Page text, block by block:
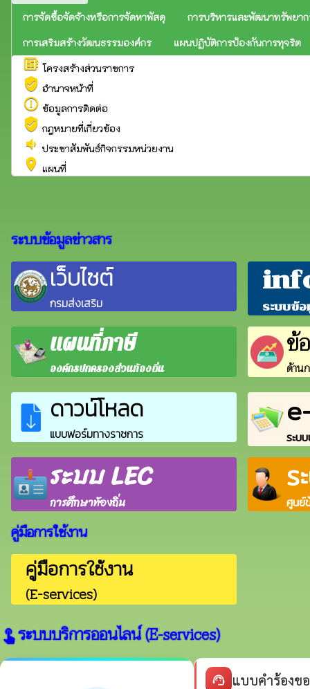
การจัดซื้อจัดจ้างหรือการจัดหาพัสดุ
การบริหารและพัฒนาทรัพยา
การเสริมสร้างวัฒนธรรมองค์กร
แผนปฏิบัติการป้องกันการทุจริต
developer_board โครงสร้างส่วนราชการ
verified_user อำนาจหน้าที่
info_outline ข้อมูลการติดต่อ
verified_user กฎหมายที่เกี่ยวข้อง
volume_down ประชาสัมพันธ์กิจกรรมหน่วยงาน
place แผนที่
ระบบข้อมูลข่าวสาร
เว็บไซต์
กรมส่งเสริม ระบบข้
แผนที่ภาษี
องค์กรปกครองส่วนท้องถิ่น
ข้
ด้าน
ดาวน์โหลด
แบบฟอร์มทางราชการ ระบ
ระบบ LEC
การศึกษาท้องถิ่น
ร
ศูนย์
คู่มือการใช้งาน
คู่มือการใช้งาน
(E-services)
touch_appระบบบริการออนไลน์ (E-services)
support_agent แบบคำร้องข